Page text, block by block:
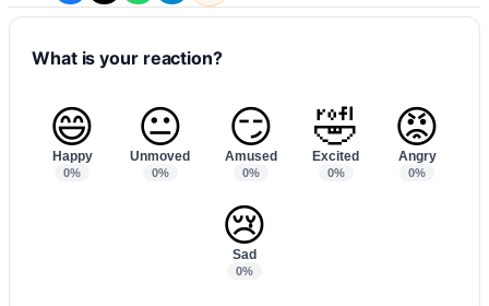
What is your reaction?
😄
Happy
0%
😐
Unmoved
0%
😏
Amused
0%
🤣
Excited
0%
😡
Angry
0%
😢
Sad
0%